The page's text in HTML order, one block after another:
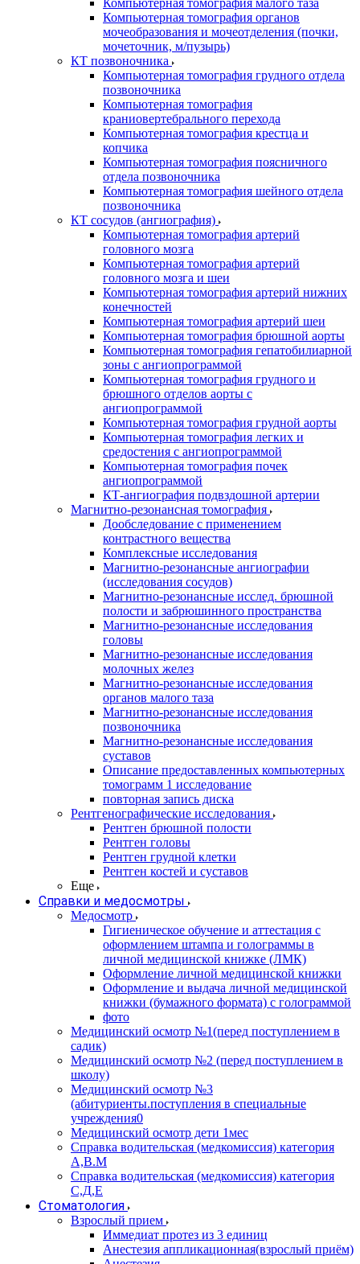
Компьютерная томография малого таза
Компьютерная томография органов
мочеобразования и мочеотделения (почки,
мочеточник, м/пузырь)
КТ позвоночника
Компьютерная томография грудного отдела
позвоночника
Компьютерная томография
краниовертебрального перехода
Компьютерная томография крестца и
копчика
Компьютерная томография поясничного
отдела позвоночника
Компьютерная томография шейного отдела
позвоночника
КТ сосудов (ангиография)
Компьютерная томография артерий
головного мозга
Компьютерная томография артерий
головного мозга и шеи
Компьютерная томография артерий нижних
конечностей
Компьютерная томография артерий шеи
Компьютерная томография брюшной аорты
Компьютерная томография гепатобилиарной
зоны с ангиопрограммой
Компьютерная томография грудного и
брюшного отделов аорты с
ангиопрограммой
Компьютерная томография грудной аорты
Компьютерная томография легких и
средостения с ангиопрограммой
Компьютерная томография почек
ангиопрограммой
КТ-ангиография подвздошной артерии
Магнитно-резонансная томография
Дообследование с применением
контрастного вещества
Комплексные исследования
Магнитно-резонансные ангиографии
(исследования сосудов)
Магнитно-резонансные исслед. брюшной
полости и забрюшинного пространства
Магнитно-резонансные исследования
головы
Магнитно-резонансные исследования
молочных желез
Магнитно-резонансные исследования
органов малого таза
Магнитно-резонансные исследования
позвоночника
Магнитно-резонансные исследования
суставов
Описание предоставленных компьютерных
томограмм 1 исследование
повторная запись диска
Рентгенографические исследования
Рентген брюшной полости
Рентген головы
Рентген грудной клетки
Рентген костей и суставов
Еще
Справки и медосмотры
Медосмотр
Гигиеническое обучение и аттестация с
оформлением штампа и голограммы в
личной медицинской книжке (ЛМК)
Оформление личной медицинской книжки
Оформление и выдача личной медицинской
книжки (бумажного формата) с голограммой
фото
Медицинский осмотр №1(перед поступлением в
садик)
Медицинский осмотр №2 (перед поступлением в
школу)
Медицинский осмотр №3
(абитуриенты.поступления в специальные
учреждения0
Медицинский осмотр дети 1мес
Справка водительская (медкомиссия) категория
А,В.М
Справка водительская (медкомиссия) категория
С,Д,Е
Стоматология
Взрослый прием
Иммедиат протез из 3 единиц
Анестезия аппликационная(взрослый приём)